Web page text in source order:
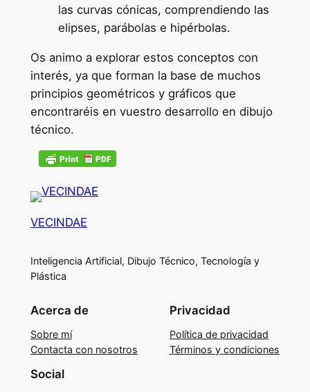
las curvas cónicas, comprendiendo las
elipses, parábolas e hipérbolas.
Os animo a explorar estos conceptos con
interés, ya que forman la base de muchos
principios geométricos y gráficos que
encontraréis en vuestro desarrollo en dibujo
técnico.
VECINDAE
Inteligencia Artificial, Dibujo Técnico, Tecnología y
Plástica
Acerca de
Sobre mí
Contacta con nosotros
Privacidad
Política de privacidad
Términos y condiciones
Social